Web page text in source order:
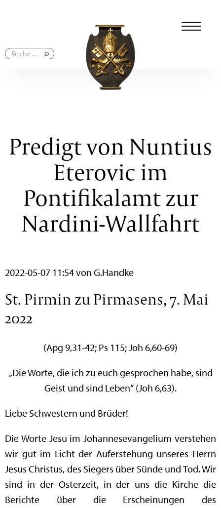
Predigt von Nuntius
Eterovic im
Pontifikalamt zur
Nardini-Wallfahrt
2022-05-07 11:54von G.Handke
St. Pirmin zu Pirmasens, 7. Mai
2022
(Apg 9,31-42; Ps 115; Joh 6,60-69)
„Die Worte, die ich zu euch gesprochen habe, sind
Geist und sind Leben“ (Joh 6,63).
Liebe Schwestern und Brüder!
Die Worte Jesu im Johannesevangelium verstehen
wir gut im Licht der Auferstehung unseres Herrn
Jesus Christus, des Siegers über Sünde und Tod. Wir
sind in der Osterzeit, in der uns die Kirche die
Berichte über die Erscheinungen des